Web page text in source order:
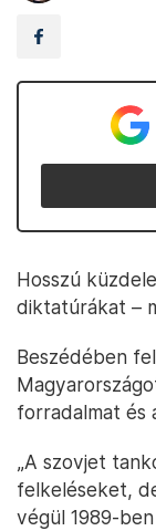
Hosszú
diktatúrákat –
Beszédében
forradalmat és
„A szovjet
felkeléseket,
végül 1989-